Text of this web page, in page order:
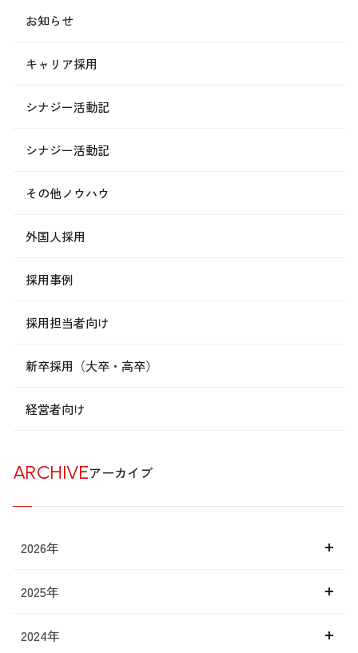
お知らせ
キャリア採用
シナジー活動記
シナジー活動記
その他ノウハウ
外国人採用
採用事例
採用担当者向け
新卒採用（大卒・高卒）
経営者向け
ARCHIVEアーカイブ
2026年
2025年
2024年